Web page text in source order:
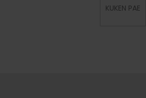
KUKEN PAE